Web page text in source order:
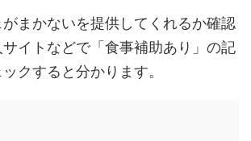
まかないを提供してくれるか確認
イトなどで「食事補助あり」の記
クすると分かります。